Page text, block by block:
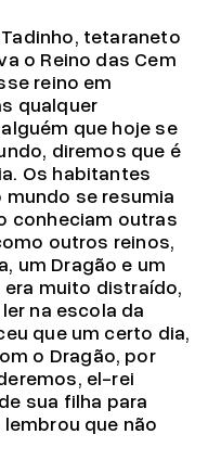
tetaraneto
o Reino das Cem
reino em
qualquer
que hoje se
diremos que é
Os habitantes
se resumia
conheciam outras
outros reinos,
um Dragão e um
era muito distraído,
na escola da
que um certo dia,
o Dragão, por
el-rei
sua filha para
que não